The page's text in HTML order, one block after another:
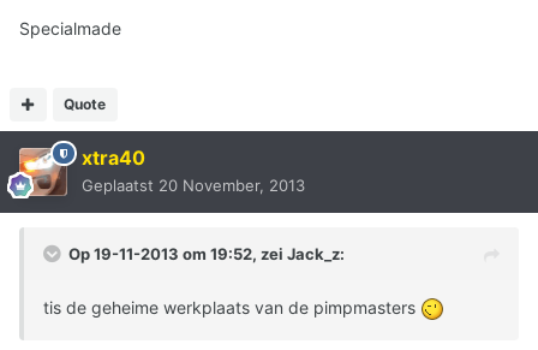
Specialmade
Quote
xtra40
Geplaatst 20 November, 2013
Op 19-11-2013 om 19:52, zei Jack_z:
tis de geheime werkplaats van de pimpmasters